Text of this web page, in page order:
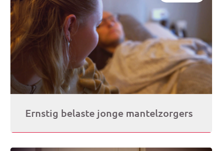
Ernstig belaste jonge mantelzorgers